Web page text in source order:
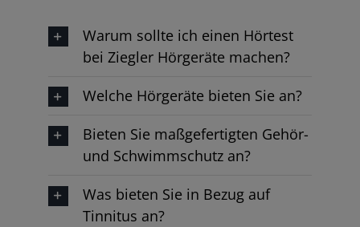
Warum sollte ich einen Hörtest
bei Ziegler Hörgeräte machen?
Welche Hörgeräte bieten Sie an?
Bieten Sie maßgefertigten Gehör-
und Schwimmschutz an?
Was bieten Sie in Bezug auf
Tinnitus an?